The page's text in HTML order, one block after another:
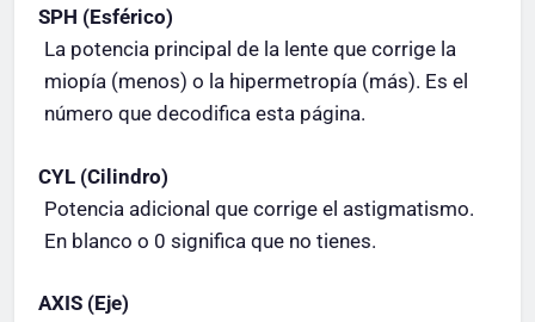
SPH (Esférico)
La potencia principal de la lente que corrige la
miopía (menos) o la hipermetropía (más). Es el
número que decodifica esta página.
CYL (Cilindro)
Potencia adicional que corrige el astigmatismo.
En blanco o 0 significa que no tienes.
AXIS (Eje)